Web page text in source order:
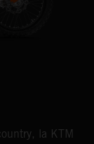
la KTM